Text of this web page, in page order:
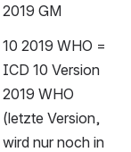
2019 GM
10 2019 WHO =
ICD 10 Version
2019 WHO
(letzte Version,
wird nur noch in